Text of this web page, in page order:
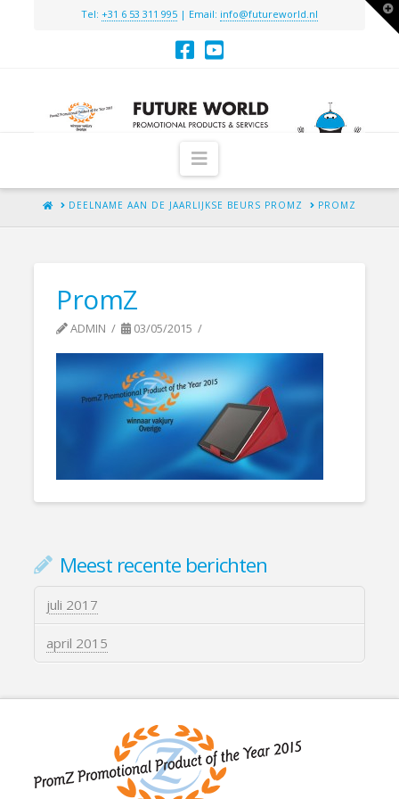
Tel: +31 6 53 311 995| Email: info@futureworld.nl
Navigation
HOMEDEELNAME AAN DE JAARLIJKSE BEURS PROMZ PROMZ
PromZ
ADMIN 03/05/2015
Meest recente berichten
juli 2017
april 2015